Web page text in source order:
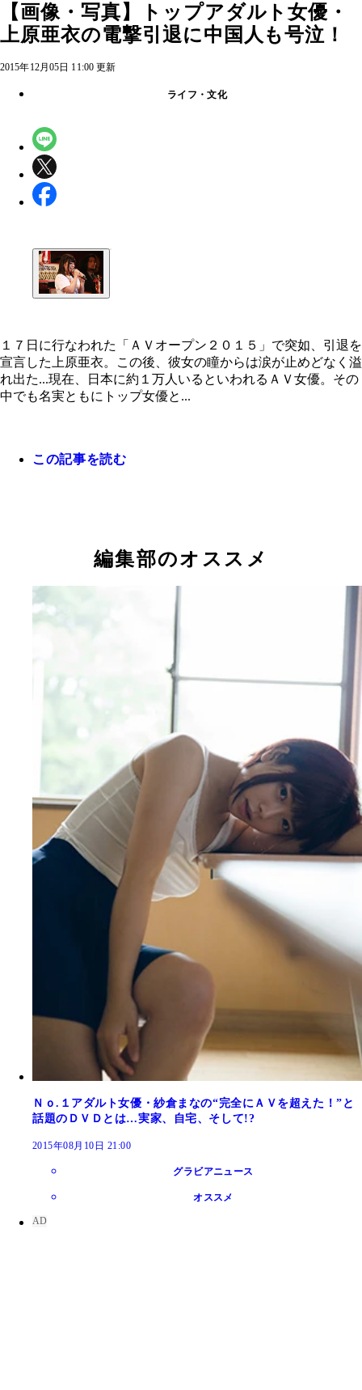
【画像・写真】トップアダルト女優・
上原亜衣の電撃引退に中国人も号泣！
2015年12月05日 11:00 更新
ライフ・文化
１７日に行なわれた「ＡＶオープン２０１５」で
引退を宣言した上原亜衣。この後、彼女の瞳から
止めどなく溢れ出た…
１７日に行なわれた「ＡＶオープン２０１５」で突如、引退を
宣言した上原亜衣。この後、彼女の瞳からは涙が止めどなく溢
れ出た...現在、日本に約１万人いるといわれるＡＶ女優。その
中でも名実ともにトップ女優と...
この記事を読む
編集部のオススメ
Ｎｏ.１アダルト女優・紗倉まなの“完全にＡＶを超えた！”と
話題のＤＶＤとは…実家、自宅、そして!?
2015年08月10日 21:00
グラビアニュース
オススメ